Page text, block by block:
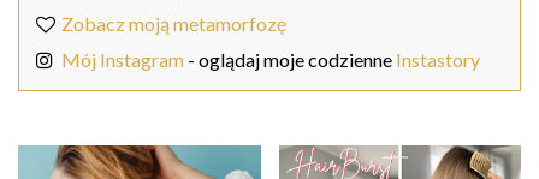
Zobacz moją metamorfozę
Mój Instagram - oglądaj moje codzienne Instastory